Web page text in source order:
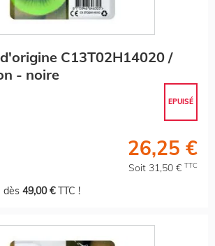
C13T02H14020 /
- noire
EPUISÉ
26,25 €
Soit 31,50 € TTC
dès 49,00 €TTC !